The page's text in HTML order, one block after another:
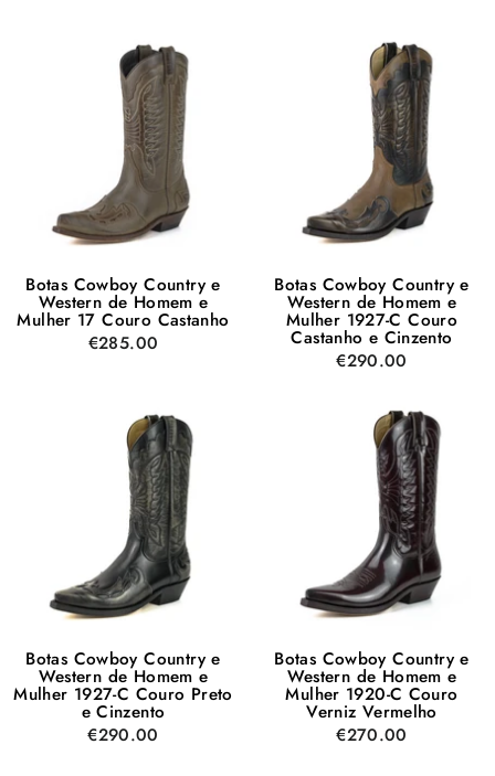
Botas Cowboy Country e
Western de Homem e
Mulher 17 Couro Castanho
€285.00
Botas Cowboy Country e
Western de Homem e
Mulher 1927-C Couro
Castanho e Cinzento
€290.00
Botas Cowboy Country e
Western de Homem e
Mulher 1927-C Couro Preto
e Cinzento
€290.00
Botas Cowboy Country e
Western de Homem e
Mulher 1920-C Couro
Verniz Vermelho
€270.00